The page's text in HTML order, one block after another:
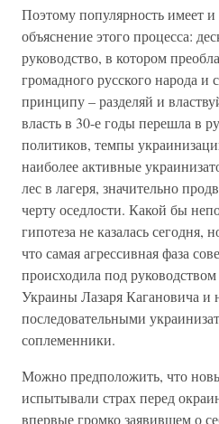
Поэтому популярность имеет и
объяснение этого процесса:
руководство, в котором
громадного русского народа и
принципу – разделяй и
власть в 30-е годы перешла в
политиков, темпы
наиболее активные
лес в лагеря, значительно
черту оседлости. Какой бы
гипотеза не казалась сегодня,
что самая агрессивная фаза
происходила под
Украины Лазаря Кагановича и
последовательными
соплеменники.
Можно предположить, что
испытывали страх перед
впервые громко заявившем о